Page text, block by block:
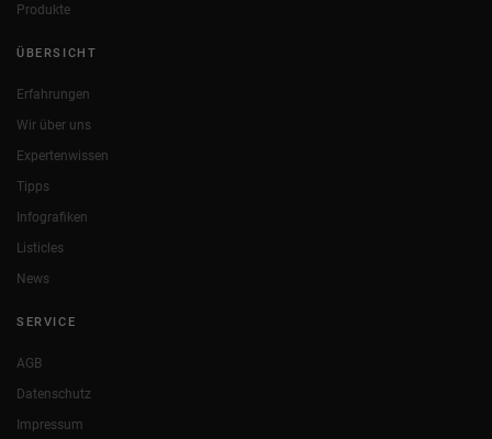
Produkte
ÜBERSICHT
Erfahrungen
Wir über uns
Expertenwissen
Tipps
Infografiken
Listicles
News
SERVICE
AGB
Datenschutz
Impressum